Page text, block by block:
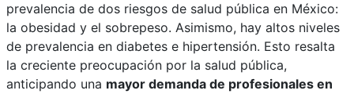
prevalencia de dos riesgos de salud pública en México:
la obesidad y el sobrepeso. Asimismo, hay altos niveles
de prevalencia en diabetes e hipertensión. Esto resalta
la creciente preocupación por la salud pública,
anticipando una mayor demanda de profesionales en